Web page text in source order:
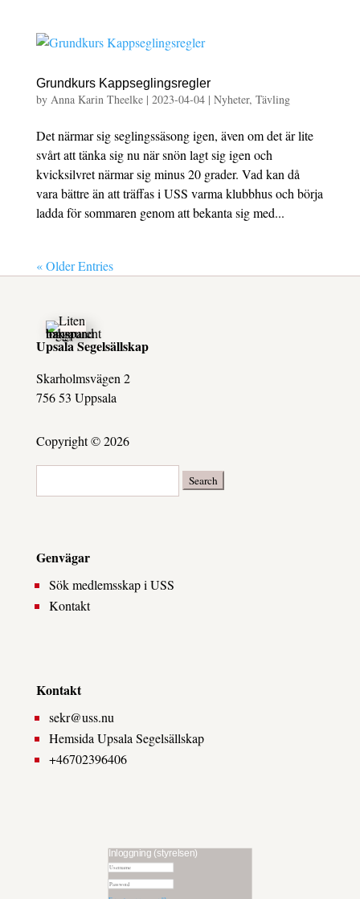
Grundkurs Kappseglingsregler
by Anna Karin Theelke| 2023-04-04| Nyheter, Tävling
Det närmar sig seglingssäsong igen, även om det är lite
svårt att tänka sig nu när snön lagt sig igen och
kvicksilvret närmar sig minus 20 grader. Vad kan då
vara bättre än att träffas i USS varma klubbhus och börja
ladda för sommaren genom att bekanta sig med...
« Older Entries
Upsala Segelsällskap
Skarholmsvägen 2
756 53 Uppsala
Copyright © 2026
for:
Genvägar
Sök medlemsskap i USS
Kontakt
Kontakt
sekr@uss.nu
Hemsida Upsala Segelsällskap
+46702396406
Inloggning (styrelsen)